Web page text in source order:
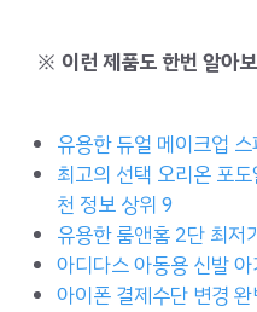
※ 이런 제품도 한번 알아
유용한 듀얼 메이크업
최고의 선택 오리온 포
천 정보 상위 9
유용한 룸앤홈 2단 최저
아디다스 아동용 신발
아이폰 결제수단 변경